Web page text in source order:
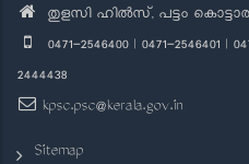
തുളസി ഹിൽസ്, പട്ടം
0471-2546400 | 0471-2546401 |
2444438
kpsc.psc@kerala.gov.in
Sitemap